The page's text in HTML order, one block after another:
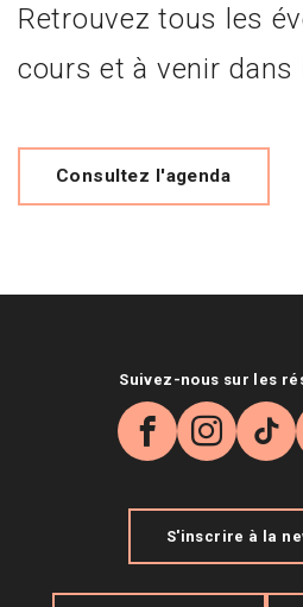
Retrouvez tous les
cours et à venir dans
Consultez l'agenda
Suivez-nous sur les
Facebook
S'inscrire à la